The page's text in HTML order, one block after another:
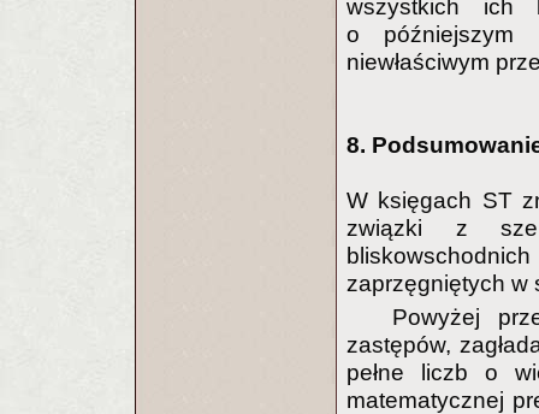
wszystkich ich
o późniejszym
niewłaściwym
8.
W księgach ST
związki z
zaprzęgniętych w
Powyżej
zastępów,
pełne liczb o
matematycznej